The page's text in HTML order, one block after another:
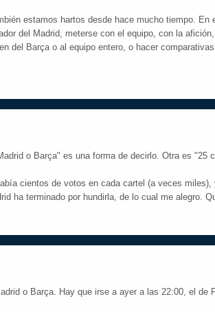
estamos hartos desde hace mucho tiempo. En
del Madrid, meterse con el equipo, con la
del Barça o al equipo entero, o hacer
o Barça" es una forma de decirlo. Otra es "25
cientos de votos en cada cartel (a veces
ha terminado por hundirla, de lo cual me alegro.
o Barça. Hay que irse a ayer a las 22:00, el de